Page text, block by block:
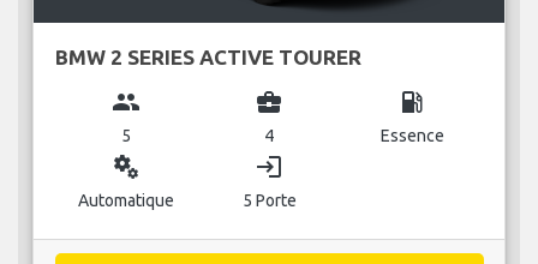
BMW 2 SERIES ACTIVE TOURER
group
5
business_center
4
local_gas_station
Essence
miscellaneous_services
Automatique
login
5 Porte